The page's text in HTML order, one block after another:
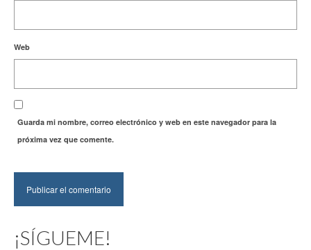
Web
Guarda mi nombre, correo electrónico y web en este navegador para la
próxima vez que comente.
¡SÍGUEME!